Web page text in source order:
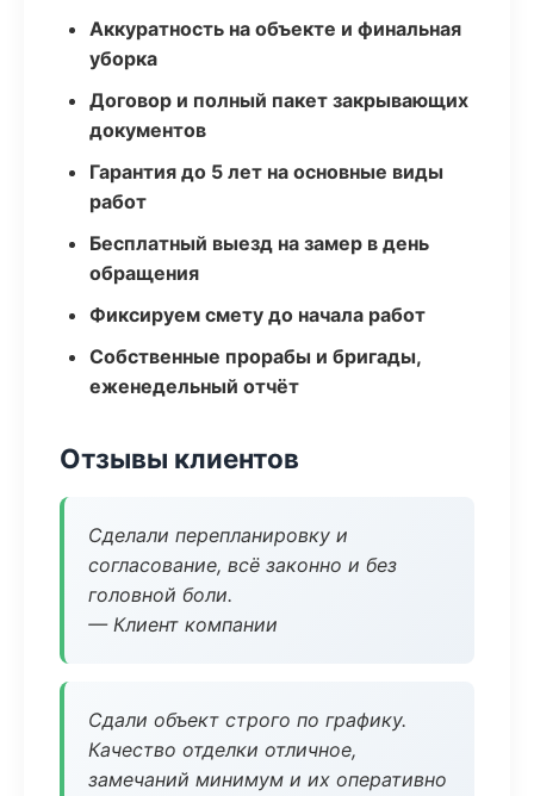
Аккуратность на объекте и финальная
уборка
Договор и полный пакет закрывающих
документов
Гарантия до 5 лет на основные виды
работ
Бесплатный выезд на замер в день
обращения
Фиксируем смету до начала работ
Собственные прорабы и бригады,
еженедельный отчёт
Отзывы клиентов
Сделали перепланировку и
согласование, всё законно и без
головной боли.
— Клиент компании
Сдали объект строго по графику.
Качество отделки отличное,
замечаний минимум и их оперативно